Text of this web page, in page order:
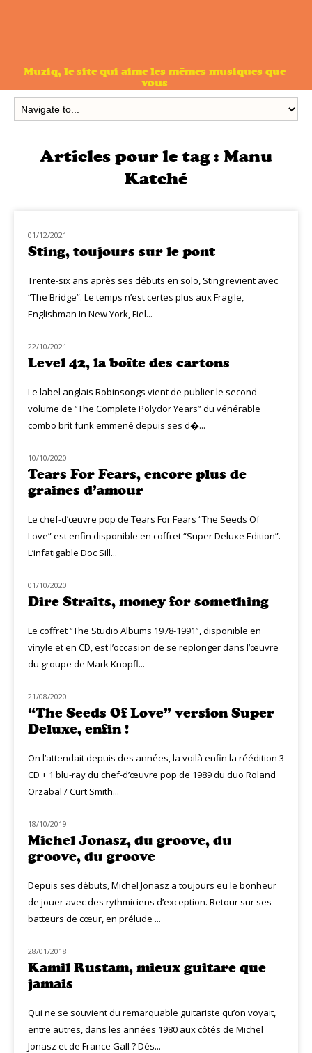
Muziq, le site qui aime les mêmes musiques que
vous
Articles pour le tag : Manu
Katché
NOUVEAUTÉS
01/12/2021
Sting, toujours sur le pont
Trente-six ans après ses débuts en solo, Sting revient avec
“The Bridge”. Le temps n’est certes plus aux Fragile,
Englishman In New York, Fiel...
NOUVEAUTÉS
22/10/2021
Level 42, la boîte des cartons
Le label anglais Robinsongs vient de publier le second
volume de “The Complete Polydor Years” du vénérable
combo brit funk emmené depuis ses d�...
NOUVEAUTÉS
10/10/2020
Tears For Fears, encore plus de
graines d’amour
Le chef-d’œuvre pop de Tears For Fears “The Seeds Of
Love” est enfin disponible en coffret “Super Deluxe Edition”.
L’infatigable Doc Sill...
CLASSIQ ROCK
01/10/2020
Dire Straits, money for something
Le coffret “The Studio Albums 1978-1991”, disponible en
vinyle et en CD, est l’occasion de se replonger dans l’œuvre
du groupe de Mark Knopfl...
MUZIQ NEWS
21/08/2020
“The Seeds Of Love” version Super
Deluxe, enfin !
On l’attendait depuis des années, la voilà enfin la réédition 3
CD + 1 blu-ray du chef-d’œuvre pop de 1989 du duo Roland
Orzabal / Curt Smith...
MUZIQ INTERVIEW
18/10/2019
Michel Jonasz, du groove, du
groove, du groove
Depuis ses débuts, Michel Jonasz a toujours eu le bonheur
de jouer avec des rythmiciens d’exception. Retour sur ses
batteurs de cœur, en prélude ...
MUZIQ INTERVIEW
28/01/2018
Kamil Rustam, mieux guitare que
jamais
Qui ne se souvient du remarquable guitariste qu’on voyait,
entre autres, dans les années 1980 aux côtés de Michel
Jonasz et de France Gall ? Dés...